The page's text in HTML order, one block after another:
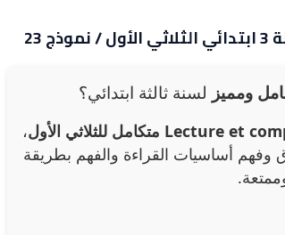
ومميز لسنة ثالثة ابتدائي؟
،
أساسيات القراءة والفهم بطريقة